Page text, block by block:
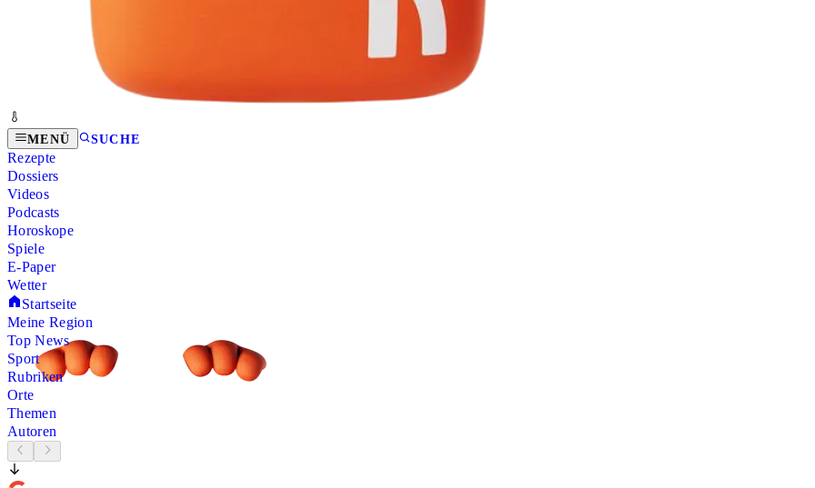
MENÜ SUCHE
Rezepte
Dossiers
Videos
Podcasts
Horoskope
Spiele
E-Paper
Wetter
Startseite
Meine Region
Top News
Sport
Rubriken
Orte
Themen
Autoren